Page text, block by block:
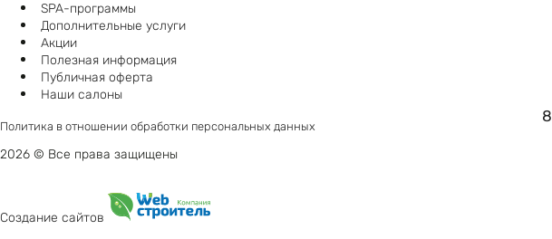
SPA-программы
Дополнительные услуги
Акции
Полезная информация
Публичная оферта
Наши салоны
Политика в отношении обработки персональных данных
2026 © Все права защищены
Создание сайтов